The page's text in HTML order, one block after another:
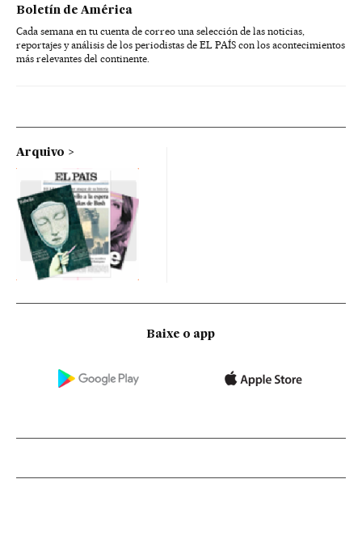
Boletín de América
Cada semana en tu cuenta de correo una selección de las noticias,
reportajes y análisis de los periodistas de EL PAÍS con los acontecimientos
más relevantes del continente.
Arquivo
Baixe o app